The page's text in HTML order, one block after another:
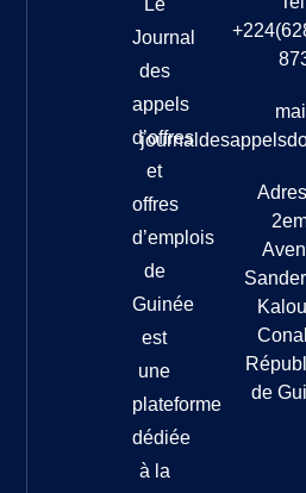
Le
Journal
des
appels
d’offres
et
offres
d’emplois
de
Guinée
est
une
plateforme
dédiée
à la
de